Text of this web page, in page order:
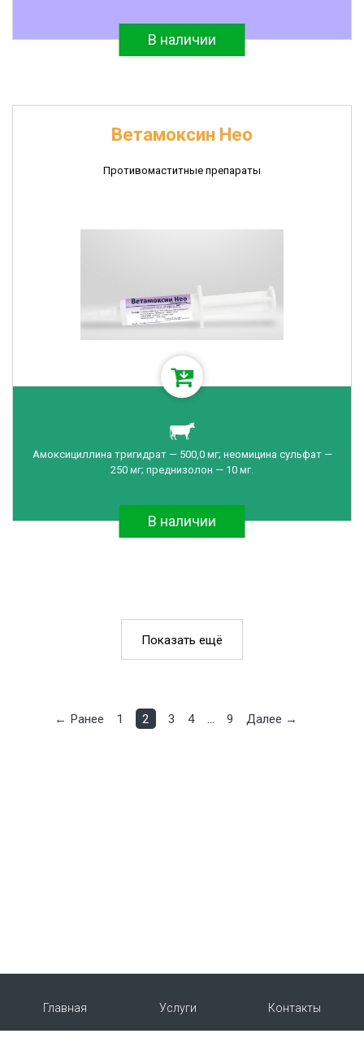
В наличии
Ветамоксин Нео
Противомаститные препараты
Амоксициллина тригидрат — 500,0 мг; неомицина сульфат —
250 мг; преднизолон — 10 мг.
В наличии
Показать ещё
← Ранее 1 2 3 4 … 9 Далее →
Главная Услуги Контакты